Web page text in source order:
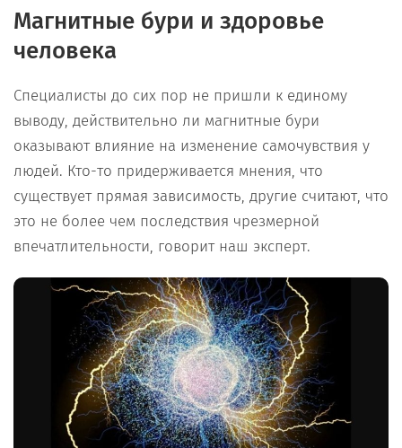
Магнитные бури и здоровье
человека
Специалисты до сих пор не пришли к единому
выводу, действительно ли магнитные бури
оказывают влияние на изменение самочувствия у
людей. Кто-то придерживается мнения, что
существует прямая зависимость, другие считают, что
это не более чем последствия чрезмерной
впечатлительности, говорит наш эксперт.